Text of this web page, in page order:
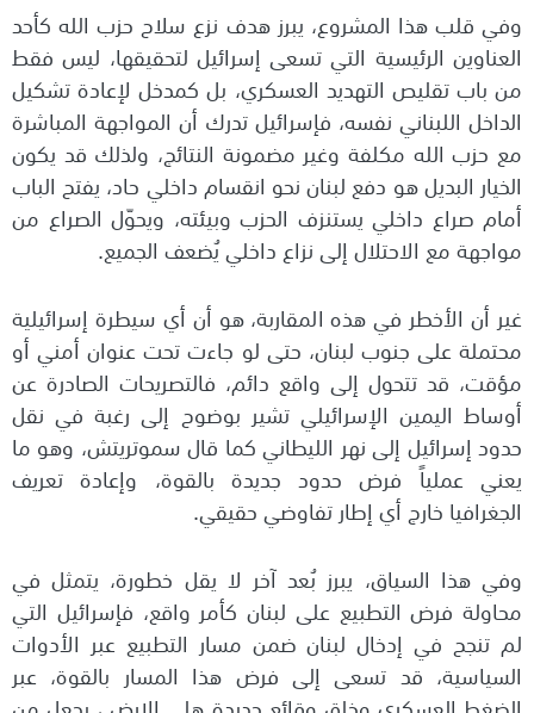
وفي قلب هذا المشروع، يبرز هدف نزع سلاح حزب الله كأحد
العناوين الرئيسية التي تسعى إسرائيل لتحقيقها، ليس فقط
من باب تقليص التهديد العسكري، بل كمدخل لإعادة تشكيل
الداخل اللبناني نفسه، فإسرائيل تدرك أن المواجهة المباشرة
مع حزب الله مكلفة وغير مضمونة النتائج، ولذلك قد يكون
الخيار البديل هو دفع لبنان نحو انقسام داخلي حاد، يفتح الباب
أمام صراع داخلي يستنزف الحزب وبيئته، ويحوّل الصراع من
مواجهة مع الاحتلال إلى نزاع داخلي يُضعف الجميع.
غير أن الأخطر في هذه المقاربة، هو أن أي سيطرة إسرائيلية
محتملة على جنوب لبنان، حتى لو جاءت تحت عنوان أمني أو
مؤقت، قد تتحول إلى واقع دائم، فالتصريحات الصادرة عن
أوساط اليمين الإسرائيلي تشير بوضوح إلى رغبة في نقل
حدود إسرائيل إلى نهر الليطاني كما قال سموتريتش، وهو ما
يعني عملياً فرض حدود جديدة بالقوة، وإعادة تعريف
الجغرافيا خارج أي إطار تفاوضي حقيقي.
وفي هذا السياق، يبرز بُعد آخر لا يقل خطورة، يتمثل في
محاولة فرض التطبيع على لبنان كأمر واقع، فإسرائيل التي
لم تنجح في إدخال لبنان ضمن مسار التطبيع عبر الأدوات
السياسية، قد تسعى إلى فرض هذا المسار بالقوة، عبر